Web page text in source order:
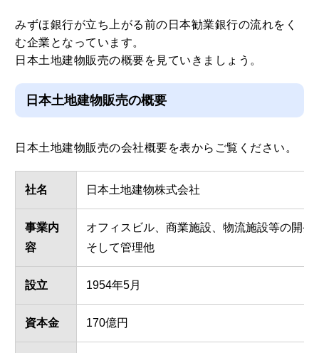
みずほ銀行が立ち上がる前の日本勧業銀行の流れをく
む企業となっています。
日本土地建物販売の概要を見ていきましょう。
日本土地建物販売の概要
日本土地建物販売の会社概要を表からご覧ください。
社名 日本土地建物株式会社
事業内
容
オフィスビル、商業施設、物流施設等の開発
そして管理他
設立 1954年5月
資本金 170億円